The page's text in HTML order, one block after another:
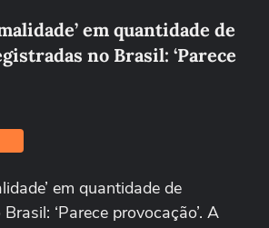
em quantidade de
no Brasil: ‘Parece
em quantidade de
‘Parece provocação’. A